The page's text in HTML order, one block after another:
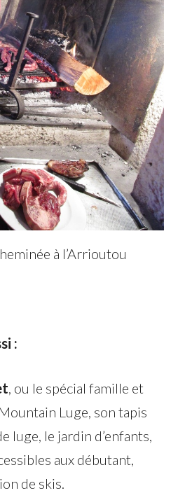
à l’Arrioutou
:
, ou le spécial famille et
Luge, son tapis
luge, le jardin d’enfants,
aux débutant,
de skis.